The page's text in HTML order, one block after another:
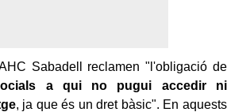
Sabadell reclamen "l'obligació de
a qui no pugui accedir ni
, ja que és un dret bàsic". En aquests